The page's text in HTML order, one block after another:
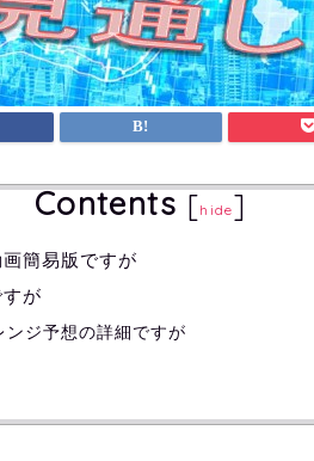
Contents [hide]
簡易版ですが
が
ンジ予想の詳細ですが